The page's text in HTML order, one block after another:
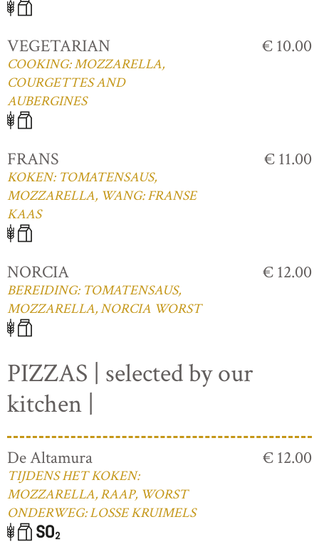
VEGETARIAN
COOKING: MOZZARELLA,
COURGETTES AND
AUBERGINES
€ 10.00
FRANS
KOKEN: TOMATENSAUS,
MOZZARELLA, WANG: FRANSE
KAAS
€ 11.00
NORCIA
BEREIDING: TOMATENSAUS,
MOZZARELLA, NORCIA WORST
€ 12.00
PIZZAS | selected by our
kitchen |
De Altamura
TIJDENS HET KOKEN:
MOZZARELLA, RAAP, WORST
ONDERWEG: LOSSE KRUIMELS
€ 12.00